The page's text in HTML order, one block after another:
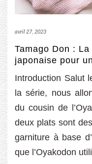
avril 27, 2023
Tamago Don :
japonaise pour
Introduction Salut
la série, nous
du cousin de
deux plats sont
garniture à base
que l’Oyakodon